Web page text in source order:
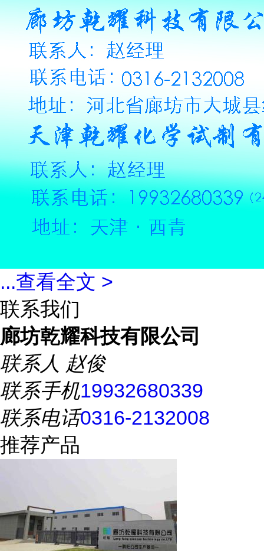
...查看全文 >
联系我们
廊坊乾耀科技有限公司
联系人 赵俊
联系手机19932680339
联系电话0316-2132008
推荐产品